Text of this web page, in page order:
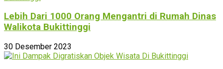
Lebih Dari 1000 Orang Mengantri di Rumah Dinas
Walikota Bukittinggi
30 Desember 2023